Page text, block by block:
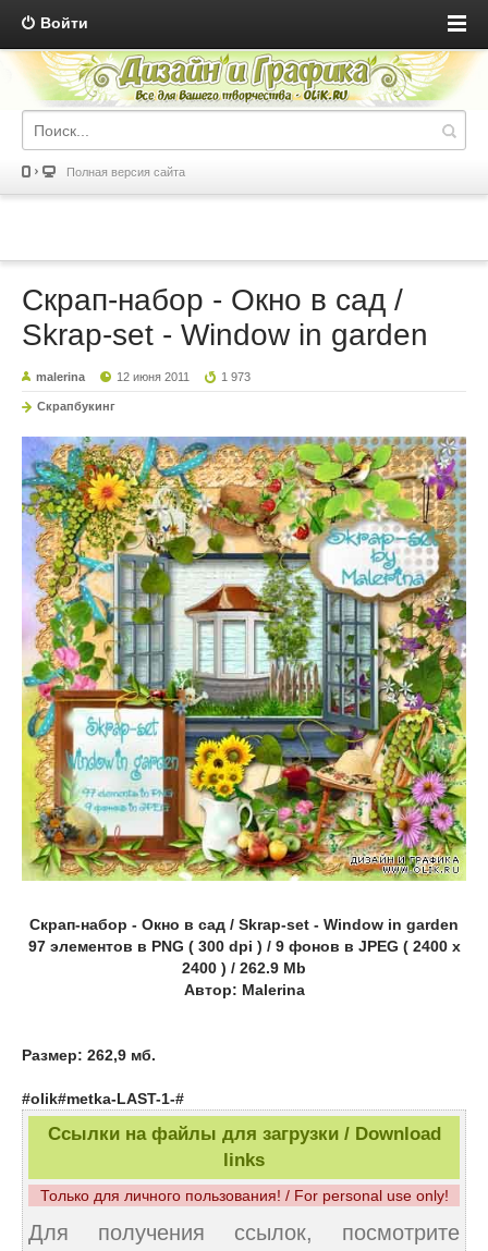
Войти
Полная версия сайта
Скрап-набор - Окно в сад /
Skrap-set - Window in garden
malerina 12 июня 2011 1 973
Скрапбукинг
Скрап-набор - Окно в сад / Skrap-set - Window in garden
97 элементов в PNG ( 300 dpi ) / 9 фонов в JPEG ( 2400 x
2400 ) / 262.9 Мb
Автор: Malerina
Размер: 262,9 мб.
#olik#metka-LAST-1-#
Ссылки на файлы для загрузки / Download
links
Только для личного пользования! / For personal use only!
Для получения ссылок, посмотрите